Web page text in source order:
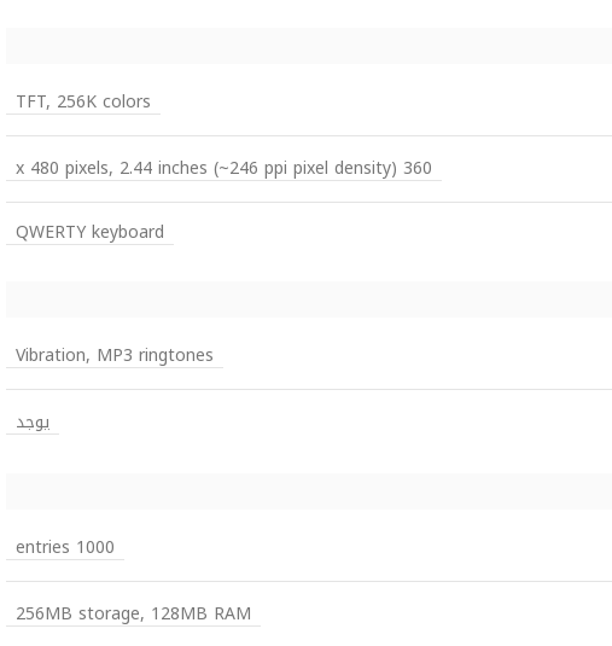
TFT, 256K colors
360 x 480 pixels, 2.44 inches (~246 ppi pixel density)
QWERTY keyboard
Vibration, MP3 ringtones
يوجد
1000 entries
256MB storage, 128MB RAM